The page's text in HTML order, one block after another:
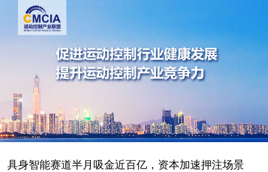
具身智能赛道半月吸金近百亿，资本加速押注场景